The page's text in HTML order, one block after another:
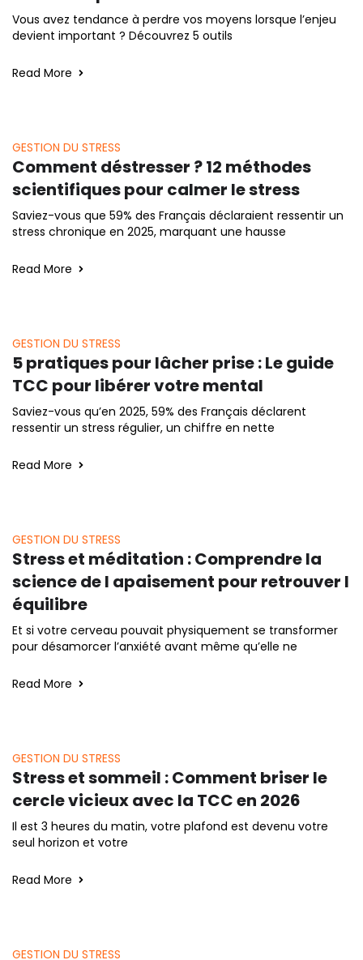
Vous avez tendance à perdre vos moyens lorsque l’enjeu
devient important ? Découvrez 5 outils
Read More
GESTION DU STRESS
Comment déstresser ? 12 méthodes
scientifiques pour calmer le stress
Saviez-vous que 59% des Français déclaraient ressentir un
stress chronique en 2025, marquant une hausse
Read More
GESTION DU STRESS
5 pratiques pour lâcher prise : Le guide
TCC pour libérer votre mental
Saviez-vous qu’en 2025, 59% des Français déclarent
ressentir un stress régulier, un chiffre en nette
Read More
GESTION DU STRESS
Stress et méditation : Comprendre la
science de l apaisement pour retrouver l
équilibre
Et si votre cerveau pouvait physiquement se transformer
pour désamorcer l’anxiété avant même qu’elle ne
Read More
GESTION DU STRESS
Stress et sommeil : Comment briser le
cercle vicieux avec la TCC en 2026
Il est 3 heures du matin, votre plafond est devenu votre
seul horizon et votre
Read More
GESTION DU STRESS